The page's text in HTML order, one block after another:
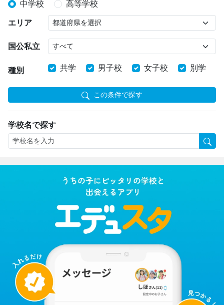
中学校 高等学校
エリア
国公私立
種別 共学 男子校 女子校 別学
この条件で探す
学校名で探す